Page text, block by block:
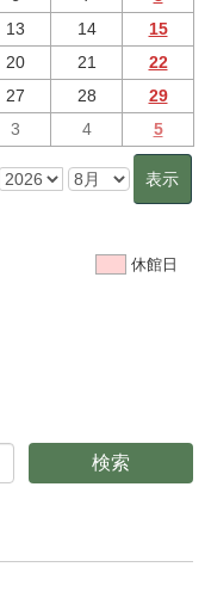
13 14
15
20 21
22
27 28
29
3 4 5
休館日